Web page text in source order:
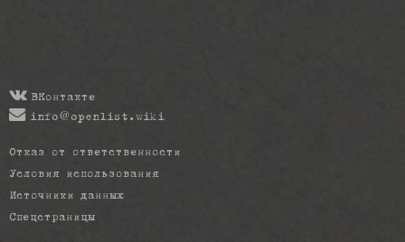
ВКонтакте
info@openlist.wiki
Отказ от ответственности
Условия использования
Источники данных
Спецстраницы